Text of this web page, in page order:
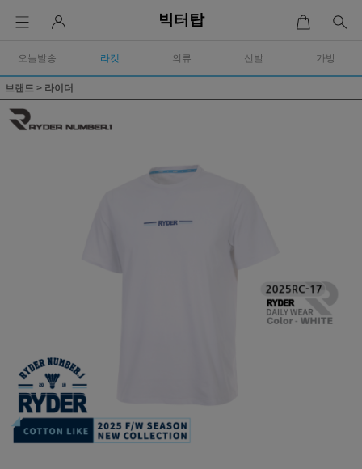
빅터탑
오늘발송 라켓 의류 신발 가방
브랜드 > 라이더